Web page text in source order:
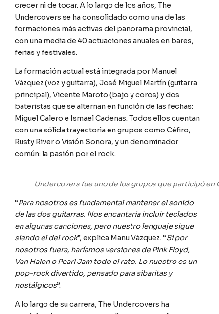
crecer ni de tocar. A lo largo de los años, The
Undercovers se ha consolidado como una de las
formaciones más activas del panorama provincial,
con una media de 40 actuaciones anuales en bares,
ferias y festivales.
La formación actual está integrada por Manuel
Vázquez (voz y guitarra), José Miguel Martín (guitarra
principal), Vicente Maroto (bajo y coros) y dos
bateristas que se alternan en función de las fechas:
Miguel Calero e Ismael Cadenas. Todos ellos cuentan
con una sólida trayectoria en grupos como Céfiro,
Rusty River o Visión Sonora, y un denominador
común: la pasión por el rock.
Undercovers fue uno de los grupos que participó en
“Para nosotros es fundamental mantener el sonido
de las dos guitarras. Nos encantaría incluir teclados
en algunas canciones, pero nuestro lenguaje sigue
siendo el del rock”, explica Manu Vázquez. “Si por
nosotros fuera, haríamos versiones de Pink Floyd,
Van Halen o Pearl Jam todo el rato. Lo nuestro es un
pop-rock divertido, pensado para sibaritas y
nostálgicos”.
A lo largo de su carrera, The Undercovers ha